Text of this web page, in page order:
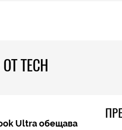
TECH
Ultra обещава